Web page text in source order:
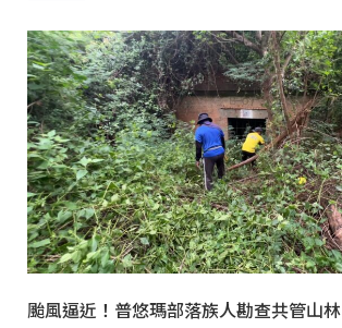
颱風逼近！普悠瑪部落族人勘查共管山林